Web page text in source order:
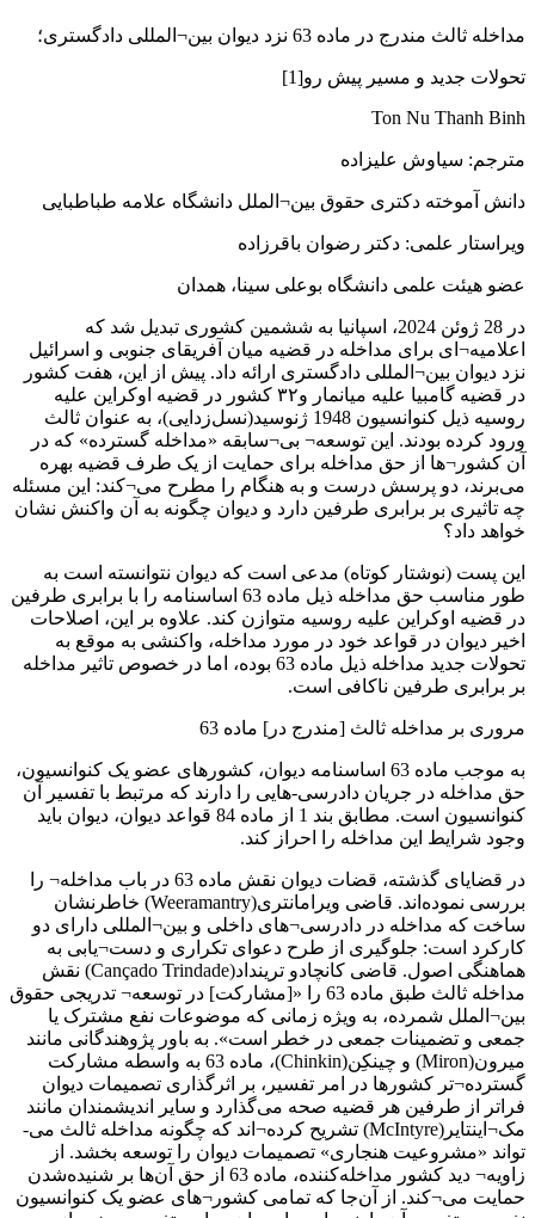
مداخله ثالث مندرج در ماده 63 نزد دیوان بین¬المللی دادگستری؛
تحولات جدید و مسیر پیش رو[1]
Ton Nu Thanh Binh
مترجم: سیاوش علیزاده
دانش آموخته دکتری حقوق بین¬الملل دانشگاه علامه طباطبایی
ویراستار علمی: دکتر رضوان باقرزاده
عضو هیئت علمی دانشگاه بوعلی سینا، همدان
در 28 ژوئن 2024، اسپانیا به ششمین کشوری تبدیل شد که
اعلامیه¬ای برای مداخله در قضیه میان آفریقای جنوبی و اسرائیل
نزد دیوان بین¬المللی دادگستری ارائه داد. پیش از این، هفت کشور
در قضیه گامبیا علیه میانمار و۳۲ کشور در قضیه اوکراین علیه
روسیه ذیل کنوانسیون 1948 ژنوسید(نسل‌زدایی)، به عنوان ثالث
ورود کرده بودند. این توسعه¬ بی¬‌سابقه «مداخله گسترده» که در
آن کشور¬ها از حق مداخله برای حمایت از یک طرف قضیه بهره
می‌برند، دو پرسش درست و به هنگام را مطرح می¬کند: این مسئله
چه تاثیری بر برابری طرفین دارد و دیوان چگونه به آن واکنش نشان
خواهد داد؟
این پست (نوشتار کوتاه) مدعی است که دیوان نتوانسته است به
طور مناسب حق مداخله ذیل ماده 63 اساسنامه را با برابری طرفین
در قضیه اوکراین علیه روسیه متوازن کند. علاوه بر این، اصلاحات
اخیر دیوان در قواعد خود در مورد مداخله، واکنشی به موقع به
تحولات جدید مداخله ذیل ماده 63 بوده، اما در خصوص تاثیر مداخله
بر برابری طرفین ناکافی است.
مروری بر مداخله ثالث [مندرج در] ماده 63
به موجب ماده 63 اساسنامه دیوان، کشورهای عضو یک کنوانسیون،
حق مداخله در جریان دادرسی-هایی را دارند که مرتبط با تفسیر آن
کنوانسیون است. مطابق بند 1 از ماده 84 قواعد دیوان، دیوان باید
وجود شرایط این مداخله را احراز کند.
در قضایای گذشته، قضات دیوان نقش ماده 63 در باب مداخله¬ را
بررسی نموده‌اند. قاضی ویرامانتری(Weeramantry) خاطرنشان
ساخت که مداخله در دادرسی¬های داخلی و بین¬المللی دارای دو
کارکرد است: جلوگیری از طرح دعوای تکراری و دست¬یابی به
هماهنگی اصول. قاضی کانچادو ترینداد(Cançado Trindade) نقش
مداخله ثالث طبق ماده 63 را «[مشارکت] در توسعه¬ تدریجی حقوق
بین¬الملل شمرده، به ویژه زمانی که موضوعات نفع مشترک یا
جمعی و تضمینات جمعی در خطر است». به باور پژوهندگانی مانند
میرون(Miron) و چینکِن(Chinkin)، ماده 63 به واسطه مشارکت
گسترده¬تر کشورها در امر تفسیر، بر اثرگذاری تصمیمات دیوان
فراتر از طرفین هر قضیه صحه می‌گذارد و سایر اندیشمندان مانند
مک¬اینتایر(McIntyre) تشریح کرده¬اند که چگونه مداخله ثالث می-
تواند «مشروعیت هنجاری» تصمیمات دیوان را توسعه بخشد. از
زاویه¬ دید کشور مداخله‌کننده، ماده 63 از حق آن‌ها بر شنیده‌شدن
حمایت می¬کند. از آن‌جا که تمامی کشور¬های عضو یک کنوانسیون